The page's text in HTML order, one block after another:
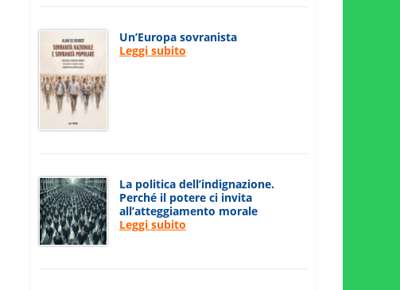
Un’Europa sovranista
Leggi subito
La politica dell’indignazione.
Perché il potere ci invita
all’atteggiamento morale
Leggi subito